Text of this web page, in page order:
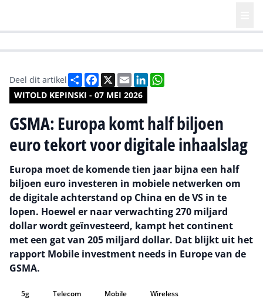
WITOLD KEPINSKI - 07 MEI 2026
Deel dit artikel DeelFacebook
X EmailLinkedIn
GSMA: Europa komt half biljoen
euro tekort voor digitale inhaalslag
Europa moet de komende tien jaar bijna een half
biljoen euro investeren in mobiele netwerken om
de digitale achterstand op China en de VS in te
lopen. Hoewel er naar verwachting 270 miljard
dollar wordt geïnvesteerd, kampt het continent
met een gat van 205 miljard dollar. Dat blijkt uit het
rapport Mobile investment needs in Europe van de
GSMA.
5g Telecom Mobile Wireless